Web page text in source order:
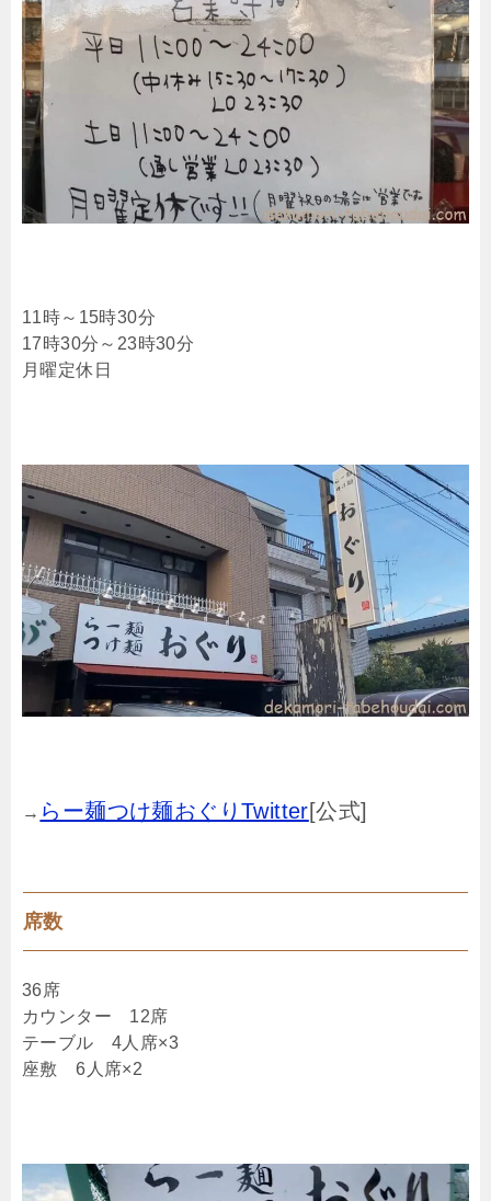
11時～15時30分
17時30分～23時30分
月曜定休日
→ らー麺つけ麺おぐりTwitter[公式]
席数
36席
カウンター 12席
テーブル 4人席×3
座敷 6人席×2